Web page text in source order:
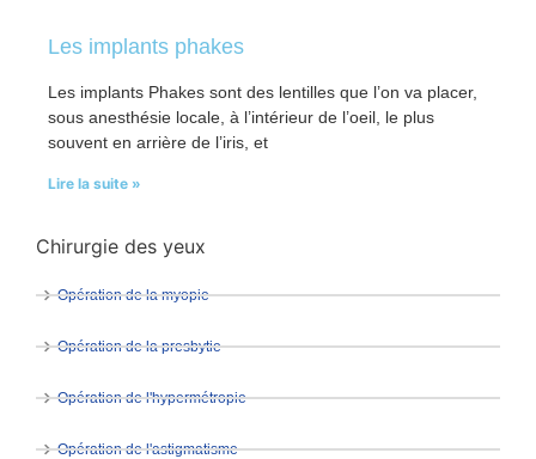
Chirurgie des yeux
Opération de la myopie
Opération de la presbytie
Opération de l'hypermétropie
Opération de l'astigmatisme
Les implants phakes
Les implants Phakes sont des lentilles que l’on va placer,
sous anesthésie locale, à l’intérieur de l’oeil, le plus
souvent en arrière de l’iris, et
Lire la suite »